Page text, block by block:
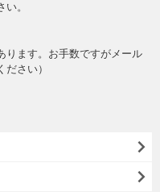
。
ります。お手数ですがメール
さい）